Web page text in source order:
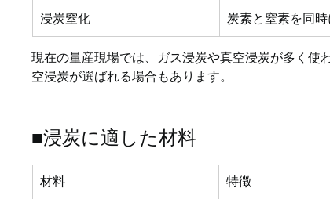
浸炭窒化 炭素と窒素を同
現在の量産現場では、ガス浸炭や真空浸炭が多く
空浸炭が選ばれる場合もあります。
■浸炭に適した材料
材料 特徴